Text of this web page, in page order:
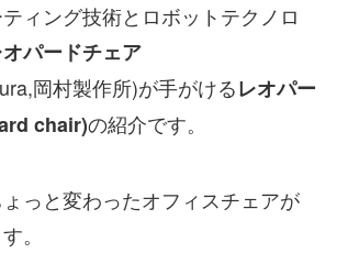
ィング技術とロボットテクノロ
オパードチェア
岡村製作所)が手がけるレオパー
chair)の紹介です。
っと変わったオフィスチェアが
。